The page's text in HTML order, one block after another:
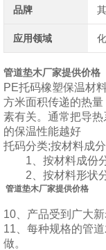
品牌
应用领域
管道垫木厂家提供价格
PE托码橡塑保温材
方米面积传递的热
素有关。通常把导
的保温性能越好
托码分类;按材料成
1、按材料成份分
2、按材料形状分
管道垫木厂家提供价格
10、产品受到广大
11、每种规格的管
做。